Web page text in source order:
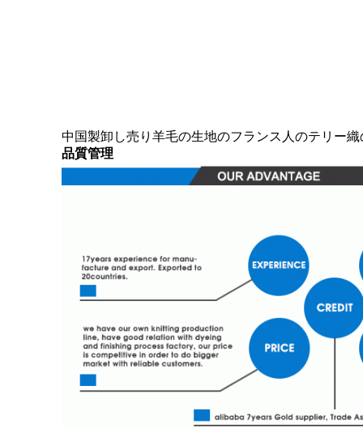
中国製卸し売り羊毛の生地のフランス人のテリー織
品質管理